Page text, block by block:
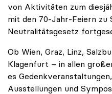
von Aktivitäten zum
mit den 70-Jahr-Feiern zu
Neutralitätsgesetz
Ob Wien, Graz, Linz,
Klagenfurt – in allen
es
Ausstellungen und